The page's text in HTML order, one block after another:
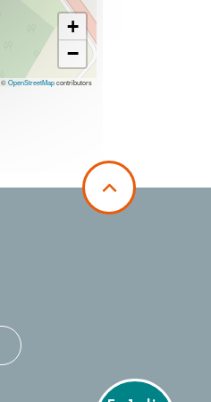
+
−
©OpenStreetMapcontributors